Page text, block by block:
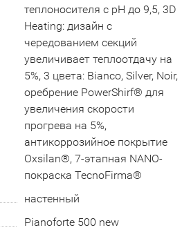
теплоносителя с рН до 9,5, 3D
Heating: дизайн с
чередованием секций
увеличивает теплоотдачу на
5%, 3 цвета: Bianco, Silver, Noir,
оребрение PowerShirf® для
увеличения скорости
прогрева на 5%,
антикоррозийное покрытие
Oxsilan®, 7-этапная NANO-
покраска TecnoFirma®
настенный
Pianoforte 500 new